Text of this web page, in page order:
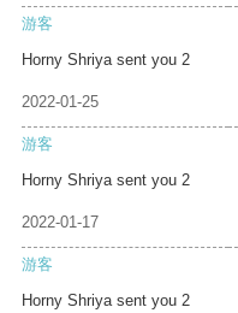
游客
Horny Shriya sent you 2
2022-01-25
游客
Horny Shriya sent you 2
2022-01-17
游客
Horny Shriya sent you 2